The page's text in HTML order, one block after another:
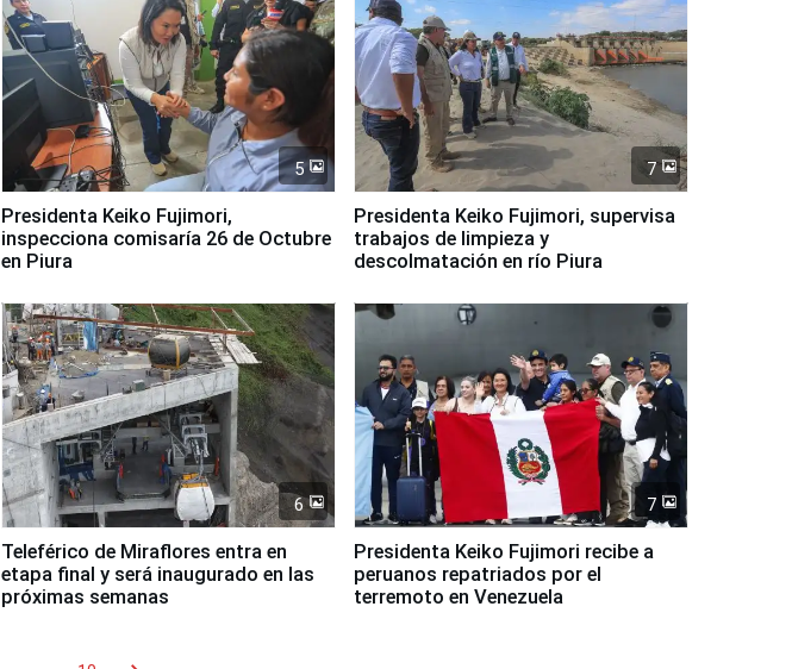
5
Presidenta Keiko Fujimori,
inspecciona comisaría 26 de Octubre
en Piura
7
Presidenta Keiko Fujimori, supervisa
trabajos de limpieza y
descolmatación en río Piura
6
Teleférico de Miraflores entra en
etapa final y será inaugurado en las
próximas semanas
7
Presidenta Keiko Fujimori recibe a
peruanos repatriados por el
terremoto en Venezuela